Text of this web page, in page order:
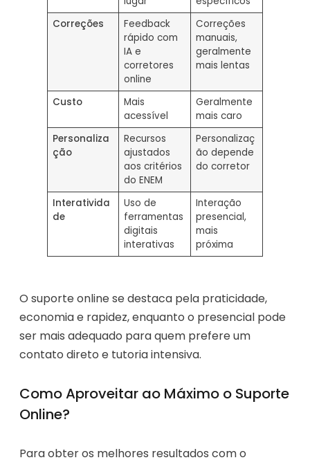
Correções
Feedback
rápido com
IA e
corretores
online
Correções
manuais,
geralmente
mais lentas
Custo
Mais
acessível
Geralmente
mais caro
Personaliza
ção
Recursos
ajustados
aos critérios
do ENEM
Personalizaç
ão depende
do corretor
Interativida
de
Uso de
ferramentas
digitais
interativas
Interação
presencial,
mais
próxima
O suporte online se destaca pela praticidade,
economia e rapidez, enquanto o presencial pode
ser mais adequado para quem prefere um
contato direto e tutoria intensiva.
Como Aproveitar ao Máximo o Suporte
Online?
Para obter os melhores resultados com o